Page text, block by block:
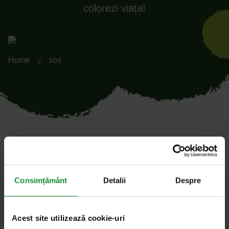
Consimțământ Detalii Despre
Acest site utilizează cookie-uri
colorezi viața!
Breadcrumb-Navigation
Home sos
Toate articolele cu cuvântul
cheie „sos”